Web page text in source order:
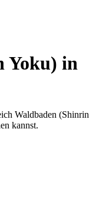
Yoku) in
Waldbaden (Shinrin
kannst.